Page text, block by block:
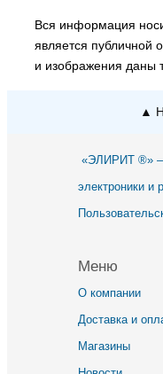
Вся информация
является публичной
и изображения даны
▲
«ЭЛИРИТ ®»
электроники и
Меню
О компании
Доставка и
Магазины